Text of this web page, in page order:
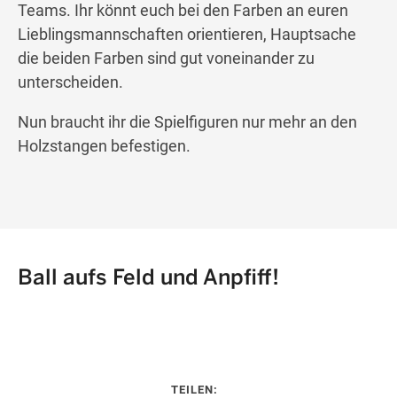
Teams. Ihr könnt euch bei den Farben an euren
Lieblingsmannschaften orientieren, Hauptsache
die beiden Farben sind gut voneinander zu
unterscheiden.
Nun braucht ihr die Spielfiguren nur mehr an den
Holzstangen befestigen.
Ball aufs Feld und Anpfiff!
TEILEN: